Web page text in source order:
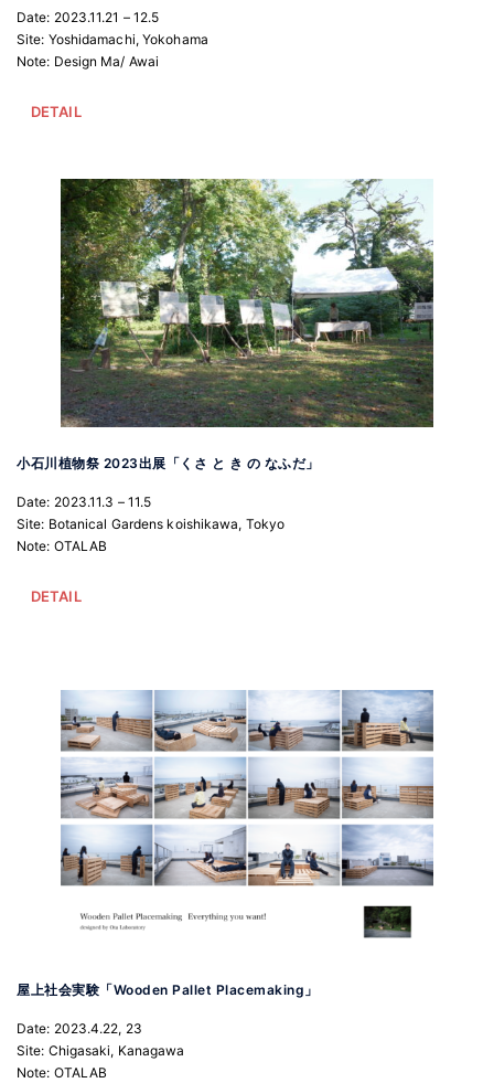
Date: 2023.11.21 – 12.5
Site: Yoshidamachi, Yokohama
Note: Design Ma/ Awai
DETAIL
小石川植物祭 2023出展「くさ と き の なふだ」
Date: 2023.11.3 – 11.5
Site: Botanical Gardens koishikawa, Tokyo
Note: OTALAB
DETAIL
屋上社会実験「Wooden Pallet Placemaking」
Date: 2023.4.22, 23
Site: Chigasaki, Kanagawa
Note: OTALAB